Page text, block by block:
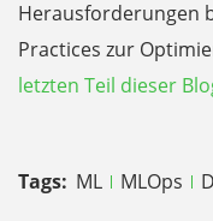
Herausforderungen
Practices zur
letzten Teil dieser
Tags: ML MLOps